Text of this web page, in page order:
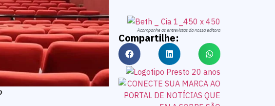
Acompanhe as entrevistas da nossa editora
Compartilhe: